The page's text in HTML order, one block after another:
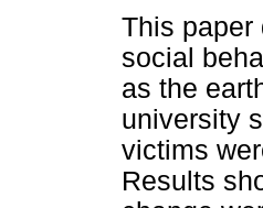
This paper
social
as the
university
victims
Results